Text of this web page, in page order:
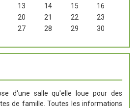
13 14 15
16
20 21 22
23
27 28 29
30
d'une salle qu'elle loue pour des
de famille. Toutes les informations